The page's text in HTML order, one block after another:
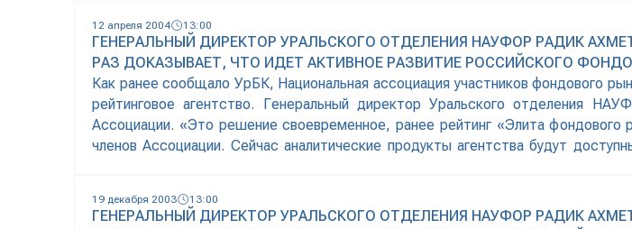
12 апреля 2004 13:00
ГЕНЕРАЛЬНЫЙ ДИРЕКТОР УРАЛЬСКОГО ОТДЕЛЕНИЯ НАУФОР РАДИК
РАЗ ДОКАЗЫВАЕТ, ЧТО ИДЕТ АКТИВНОЕ РАЗВИТИЕ РОССИЙСКОГО
Как ранее сообщало УрБК, Национальная ассоциация участников фондового
рейтинговое агентство. Генеральный директор Уральского отделения
Ассоциации. «Это решение своевременное, ранее рейтинг «Элита
членов Ассоциации. Сейчас аналитические продукты агентства будут
19 декабря 2003 13:00
ГЕНЕРАЛЬНЫЙ ДИРЕКТОР УРАЛЬСКОГО ОТДЕЛЕНИЯ НАУФОР РАДИК